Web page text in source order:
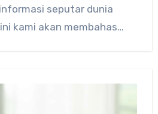
seputar dunia
kami akan membahas